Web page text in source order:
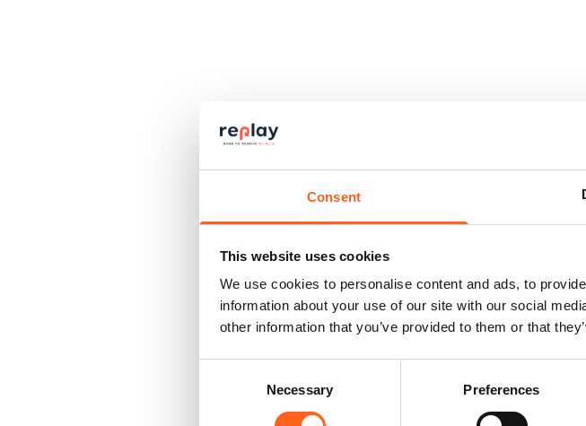
Consent
This website uses cookies
We use cookies to personalise content and ads, to
information about your use of our site with our social
other information that you’ve provided to them or that
Necessary Preferences